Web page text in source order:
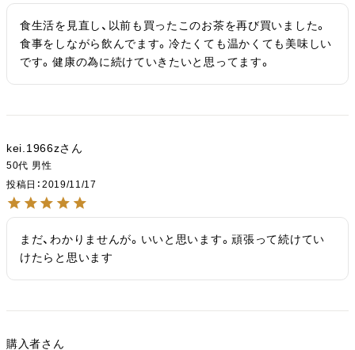
食生活を見直し、以前も買ったこのお茶を再び買いました。
食事をしながら飲んでます。冷たくても温かくても美味しい
です。健康の為に続けていきたいと思ってます。
kei.1966z
50代 男性
投稿日
2019/11/17
まだ、わかりませんが。いいと思います。頑張って続けてい
けたらと思います
購入者